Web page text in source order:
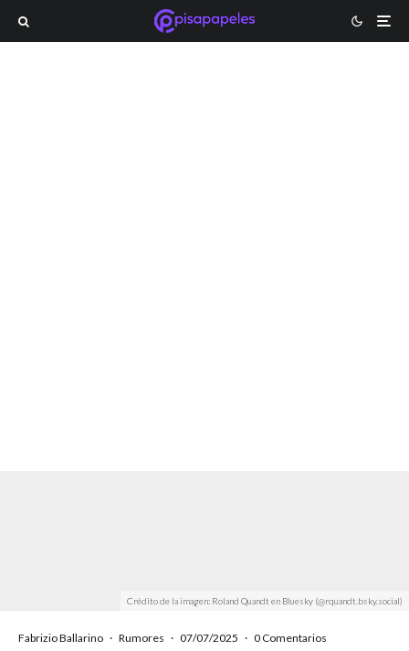
Crédito de la imagen: Roland Quandt en Bluesky (@rquandt.bsky.social)
Fabrizio Ballarino · Rumores · 07/07/2025 · 0 Comentarios